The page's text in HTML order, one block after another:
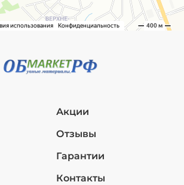
Акции
Отзывы
Гарантии
Контакты